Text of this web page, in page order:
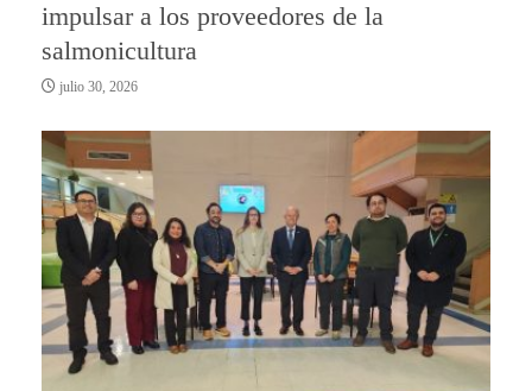
impulsar a los proveedores de la
salmonicultura
julio 30, 2026